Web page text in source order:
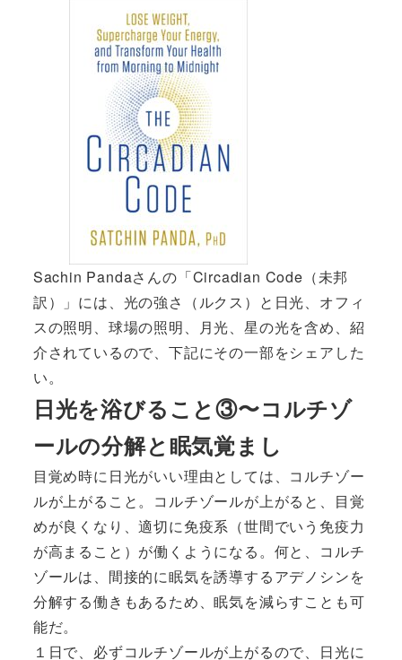
Sachin Pandaさんの「Circadian Code（未邦
訳）
」には、光の強さ（ルクス）と日光、オフィ
スの照明、球場の照明、月光、星の光を含め、紹
介されているので、下記にその一部をシェアした
い。
日光を浴びること③〜コルチゾ
ールの分解と眠気覚まし
目覚め時に日光がいい理由としては、コルチゾー
ルが上がること。コルチゾールが上がると、目覚
めが良くなり、適切に免疫系（世間でいう免疫力
が高まること）が働くようになる。何と、コルチ
ゾールは、間接的に眠気を誘導するアデノシンを
分解する働きもあるため、眠気を減らすことも可
能だ。
１日で、必ずコルチゾールが上がるので、日光に